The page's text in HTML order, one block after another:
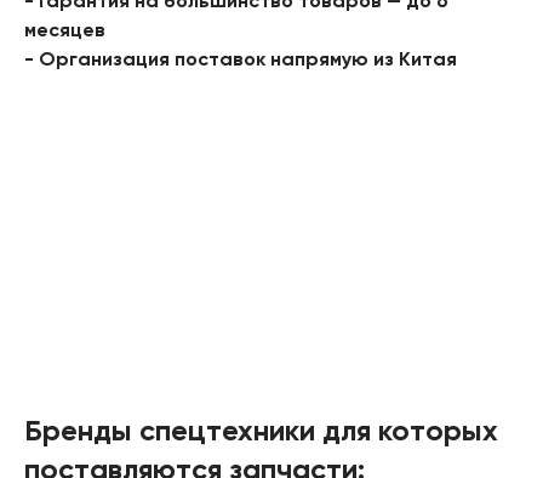
месяцев
- Организация поставок напрямую из Китая
Бренды спецтехники для которых
поставляются запчасти: